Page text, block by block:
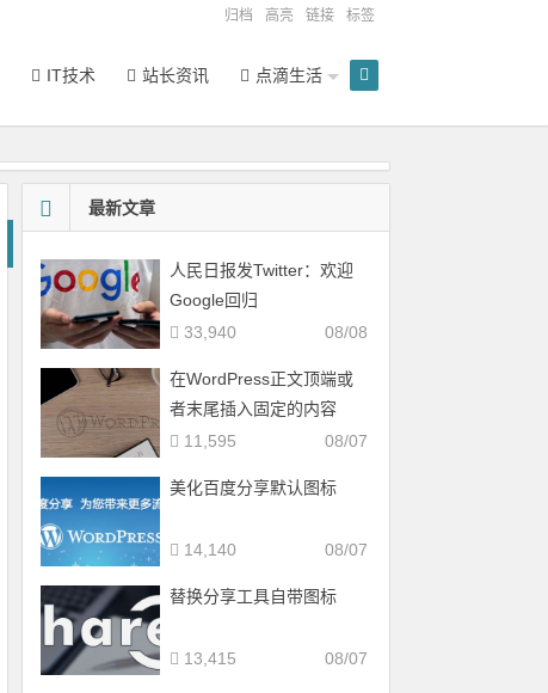
归档 高亮 链接 标签
IT技术 站长资讯 点滴生活
最新文章
人民日报发Twitter：欢迎
Google回归
08/08
33,940
在WordPress正文顶端或
者末尾插入固定的内容
08/07
11,595
美化百度分享默认图标
08/07
14,140
替换分享工具自带图标
08/07
13,415